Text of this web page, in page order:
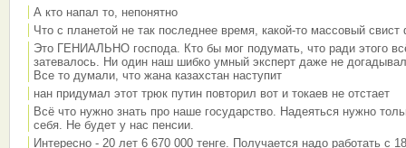
А кто напал то, непонятно
Что с планетой не так последнее время, какой-то массовый свист
Это ГЕНИАЛЬНО господа. Кто бы мог подумать, что ради этого
затевалось. Ни один наш шибко умный эксперт даже не
Все то думали, что жана казахстан наступит
нан придумал этот трюк путин повторил вот и токаев не отстает
Всё что нужно знать про наше государство. Надеяться нужно
себя. Не будет у нас пенсии.
Интересно - 20 лет 6 670 000 тенге. Получается надо работать с